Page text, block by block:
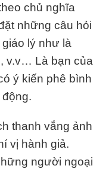
chủ nghĩa
những câu hỏi
lý như là
v.v… Là bạn của
ý kiến phê bình
thanh vắng ảnh
vị hành giả.
người ngoại